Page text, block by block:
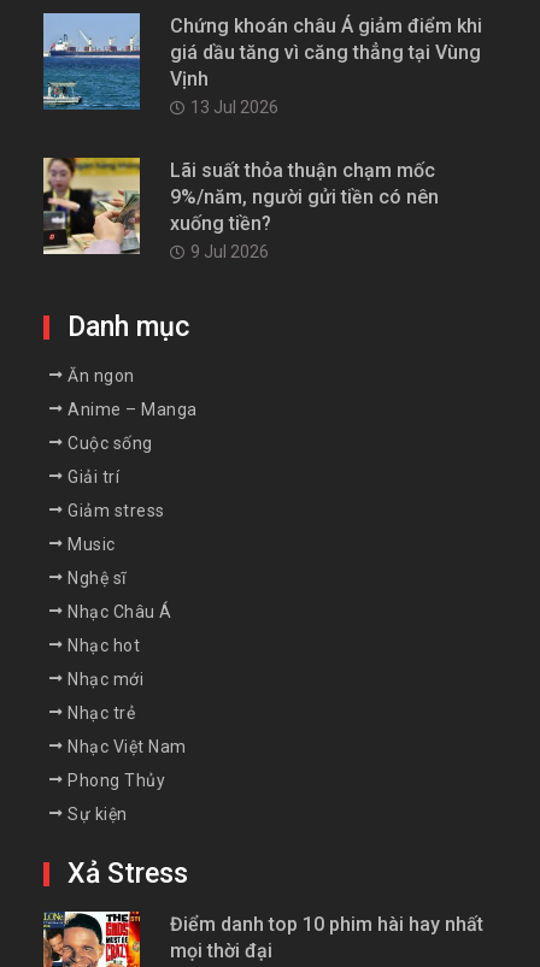
Chứng khoán châu Á giảm điểm khi
giá dầu tăng vì căng thẳng tại Vùng
Vịnh
13 Jul 2026
Lãi suất thỏa thuận chạm mốc
9%/năm, người gửi tiền có nên
xuống tiền?
9 Jul 2026
Danh mục
Ăn ngon
Anime – Manga
Cuộc sống
Giải trí
Giảm stress
Music
Nghệ sĩ
Nhạc Châu Á
Nhạc hot
Nhạc mới
Nhạc trẻ
Nhạc Việt Nam
Phong Thủy
Sự kiện
Xả Stress
Điểm danh top 10 phim hài hay nhất
mọi thời đại